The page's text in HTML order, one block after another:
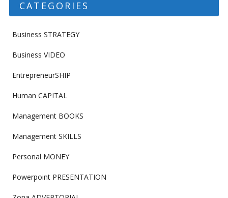
CATEGORIES
Business STRATEGY
Business VIDEO
EntrepreneurSHIP
Human CAPITAL
Management BOOKS
Management SKILLS
Personal MONEY
Powerpoint PRESENTATION